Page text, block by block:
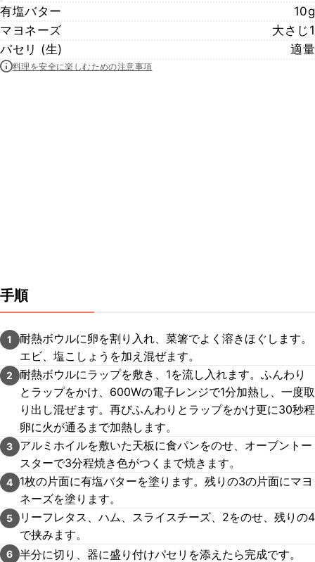
有塩バター
10g
マヨネーズ
大さじ1
パセリ (生)
適量
料理を安全に楽しむための注意事項
手順
1
耐熱ボウルに卵を割り入れ、菜箸でよく溶きほぐします。
エビ、塩こしょうを加え混ぜます。
2
耐熱ボウルにラップを敷き、1を流し入れます。ふんわり
とラップをかけ、600Wの電子レンジで1分加熱し、一度取
り出し混ぜます。再びふんわりとラップをかけ更に30秒程
卵に火が通るまで加熱します。
3
アルミホイルを敷いた天板に食パンをのせ、オーブントー
スターで3分程焼き色がつくまで焼きます。
4
1枚の片面に有塩バターを塗ります。残りの3の片面にマヨ
ネーズを塗ります。
5
リーフレタス、ハム、スライスチーズ、2をのせ、残りの4
で挟みます。
6 半分に切り、器に盛り付けパセリを添えたら完成です。